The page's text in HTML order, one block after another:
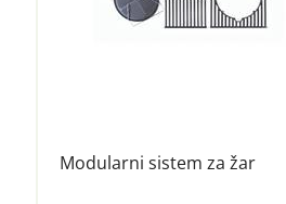
Modularni sistem za žar